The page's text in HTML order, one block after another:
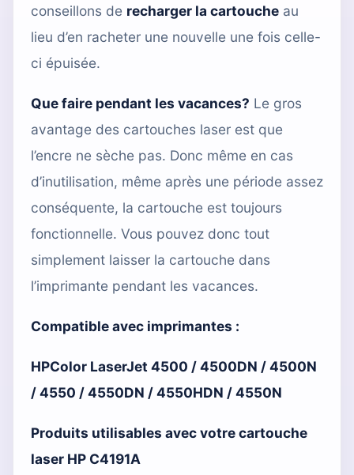
conseillons de recharger la cartouche au
lieu d’en racheter une nouvelle une fois celle-
ci épuisée.
Que faire pendant les vacances? Le gros
avantage des cartouches laser est que
l’encre ne sèche pas. Donc même en cas
d’inutilisation, même après une période assez
conséquente, la cartouche est toujours
fonctionnelle. Vous pouvez donc tout
simplement laisser la cartouche dans
l’imprimante pendant les vacances.
Compatible avec imprimantes :
HPColor LaserJet 4500 / 4500DN / 4500N
/ 4550 / 4550DN / 4550HDN / 4550N
Produits utilisables avec votre cartouche
laser HP C4191A